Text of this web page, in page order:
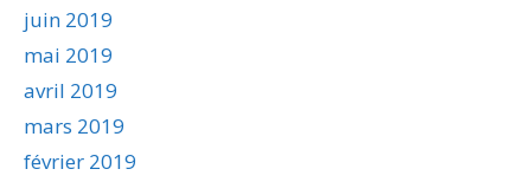
juin 2019
mai 2019
avril 2019
mars 2019
février 2019